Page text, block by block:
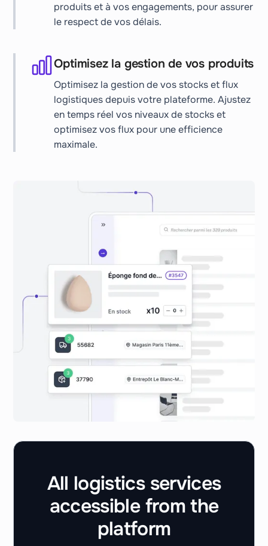
produits et à vos engagements, pour assurer
le respect de vos délais.
Optimisez la gestion de vos produits
Optimisez la gestion de vos stocks et flux
logistiques depuis votre plateforme. Ajustez
en temps réel vos niveaux de stocks et
optimisez vos flux pour une efficience
maximale.
All logistics services
accessible from the
platform